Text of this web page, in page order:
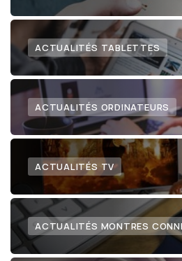
ACTUALITÉS TABLETTES
ACTUALITÉS ORDINATEURS
ACTUALITÉS TV
ACTUALITÉS MONTRES